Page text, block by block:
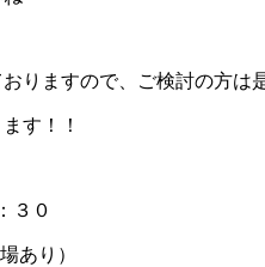
りますので、ご検討の方は
す！！
３０
あり）